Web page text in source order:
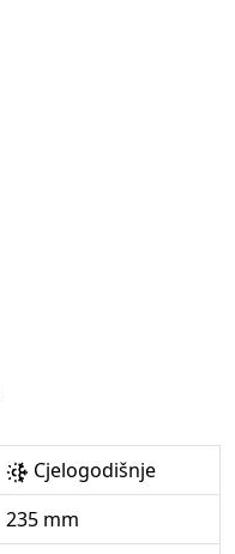
Cjelogodišnje
235 mm